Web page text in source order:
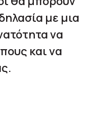
με μια
να
και να